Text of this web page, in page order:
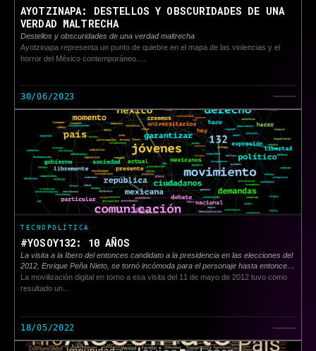
AYOTZINAPA: DESTELLOS Y OBSCURIDADES DE UNA
VERDAD MALTRECHA
Destellos y obscuridades de una verdad maltrecha
Ayotzinapa representa un punto de quiebre en el mapa de las violencias y el
horror del México contemporáneo.…
30/06/2023
TECNOPOLÍTICA
#YOSOY132: 10 AÑOS
La visita a la Ibero del entonces candidato a la presidencia en las elecciones del
2012, Enrique Peña Nieto, se tornó incómoda para el personaje hasta entonces
construido cuidadosamente por su partido y por encuadres televisivos
favorables
La movilización digital en torno a esa visita del 11 de mayo de 2012 tuvo como
resultado un…
18/05/2022